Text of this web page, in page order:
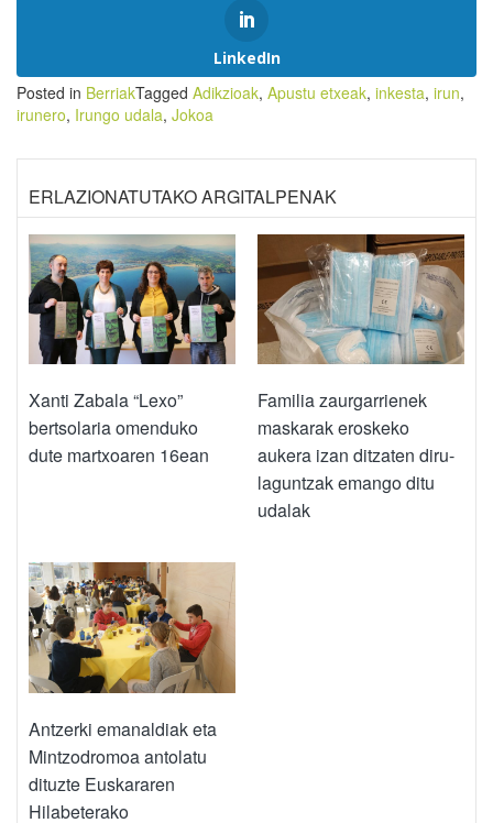
LinkedIn
Posted in BerriakTagged Adikzioak, Apustu etxeak, inkesta, irun,
irunero, Irungo udala, Jokoa
ERLAZIONATUTAKO ARGITALPENAK
Xanti Zabala “Lexo”
bertsolaria omenduko
dute martxoaren 16ean
Familia zaurgarrienek
maskarak eroskeko
aukera izan ditzaten diru-
laguntzak emango ditu
udalak
Antzerki emanaldiak eta
Mintzodromoa antolatu
dituzte Euskararen
Hilabeterako